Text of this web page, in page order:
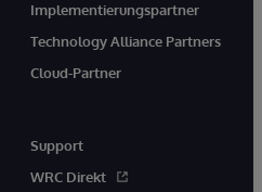
Implementierungspartner
Technology Alliance Partners
Cloud-Partner
Support
WRC Direkt